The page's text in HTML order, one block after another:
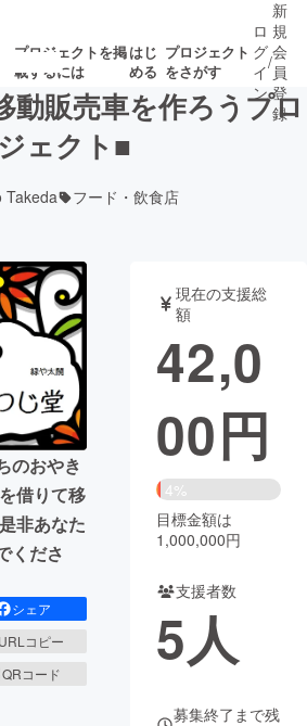
プロジェクトを掲
載するには
はじ
める
プロジェクト
をさがす
クト
募集終了が近いプ
ロジェクト
真 音楽
・ガジェット ゲーム・
書籍・雑誌
起業 チャレンジ
地域活性化
Good CAMPFIRE Creation
さと納税machi-ya コミュニティ
ロ
グ
イ
ン
/
新
規
会
員
登
録
動販売車を作ろうプロ
ジェクト■
Takeda フード・飲食店
のおやき
借りて移
非あなた
くださ
シェア
URLコピー
QRコード
現在の支援総
額
42,0
00円
4%
目標金額は
1,000,000円
支援者数
5人
募集終了まで残